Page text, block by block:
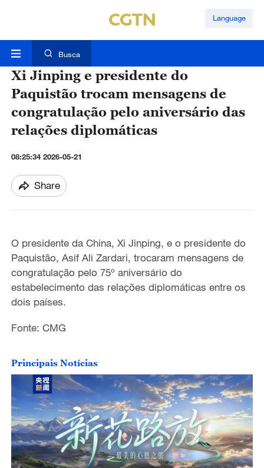
Language
Busca
Xi Jinping e presidente do
Paquistão trocam mensagens de
congratulação pelo aniversário das
relações diplomáticas
08:25:34 2026-05-21
Share
O presidente da China, Xi Jinping, e o presidente do
Paquistão, Asif Ali Zardari, trocaram mensagens de
congratulação pelo 75º aniversário do
estabelecimento das relações diplomáticas entre os
dois países.
Fonte: CMG
Principais Notícias